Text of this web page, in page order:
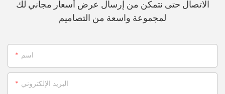
الاتصال حتى نتمكن من إرسال عرض أسعار مجاني لك
لمجموعة واسعة من التصاميم
اسم
البريد الإلكتروني